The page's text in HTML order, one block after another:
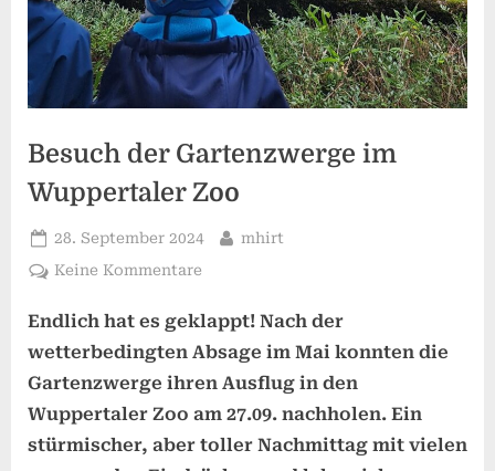
Besuch der Gartenzwerge im
Wuppertaler Zoo
Posted
on
28. September 2024 By
mhirt
Keine Kommentare
der
Gartenzwerge
Wuppertaler
Zoo
Endlich hat es geklappt! Nach der
wetterbedingten Absage im Mai konnten die
Gartenzwerge ihren Ausflug in den
Wuppertaler Zoo am 27.09. nachholen. Ein
stürmischer, aber toller Nachmittag mit vielen